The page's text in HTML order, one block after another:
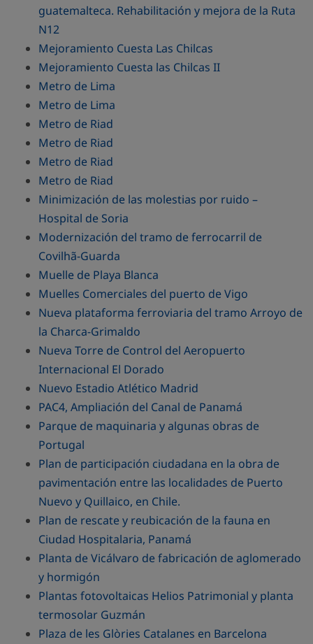
guatemalteca. Rehabilitación y mejora de la Ruta
N12
Mejoramiento Cuesta Las Chilcas
Mejoramiento Cuesta las Chilcas II
Metro de Lima
Metro de Lima
Metro de Riad
Metro de Riad
Metro de Riad
Metro de Riad
Minimización de las molestias por ruido –
Hospital de Soria
Modernización del tramo de ferrocarril de
Covilhã-Guarda
Muelle de Playa Blanca
Muelles Comerciales del puerto de Vigo
Nueva plataforma ferroviaria del tramo Arroyo de
la Charca-Grimaldo
Nueva Torre de Control del Aeropuerto
Internacional El Dorado
Nuevo Estadio Atlético Madrid
PAC4, Ampliación del Canal de Panamá
Parque de maquinaria y algunas obras de
Portugal
Plan de participación ciudadana en la obra de
pavimentación entre las localidades de Puerto
Nuevo y Quillaico, en Chile.
Plan de rescate y reubicación de la fauna en
Ciudad Hospitalaria, Panamá
Planta de Vicálvaro de fabricación de aglomerado
y hormigón
Plantas fotovoltaicas Helios Patrimonial y planta
termosolar Guzmán
Plaza de les Glòries Catalanes en Barcelona